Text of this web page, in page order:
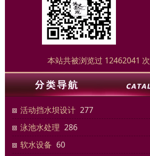
本站共被浏览过 12462041 次
活动挡水坝设计 277
泳池水处理 286
软水设备 60